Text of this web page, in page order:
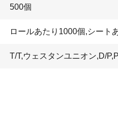
500個
ロールあたり1000個,シート
T/T,ウェスタンユニオン,D/